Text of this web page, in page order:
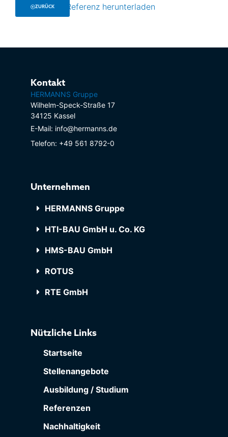
ZURÜCK Referenz herunterladen
Unternehmen
HERMANNS Gruppe
HTI-BAU GmbH u. Co. KG
HMS-BAU GmbH
ROTUS
RTE GmbH
Nützliche Links
Startseite
Stellenangebote
Ausbildung / Studium
Referenzen
Nachhaltigkeit
Kontakt
HERMANNS Gruppe
Wilhelm-Speck-Straße 17
34125 Kassel
E-Mail: info@hermanns.de
Telefon: +49 561 8792-0